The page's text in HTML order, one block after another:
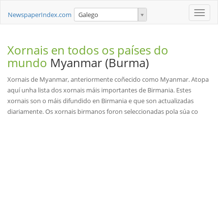
Toggle
NewspaperIndex.com Galego
Xornais en todos os países do
mundo Myanmar (Burma)
Xornais de Myanmar, anteriormente coñecido como Myanmar. Atopa
aquí unha lista dos xornais máis importantes de Birmania. Estes
xornais son o máis difundido en Birmania e que son actualizadas
diariamente. Os xornais birmanos foron seleccionadas pola súa co